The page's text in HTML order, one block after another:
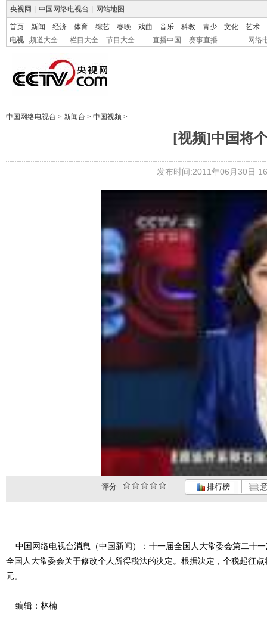
央视网 中国网络电视台 网站地图
首页 新闻 经济 体育 综艺 春晚 戏曲 音乐 科教 青少 文化
艺术
电视
频道大全 栏目大全 节目大全 直播中国 赛事直播 网络
中国网络电视台 > 新闻台 > 中国视频 >
[视频]中国将
发布时间:2011年06月30日
评分 排行榜
中国网络电视台消息（中国新闻）：十一届全国人大常委会第二十
全国人大常委会关于修改个人所得税法的决定。根据决定，个税起征
元。
编辑：林楠